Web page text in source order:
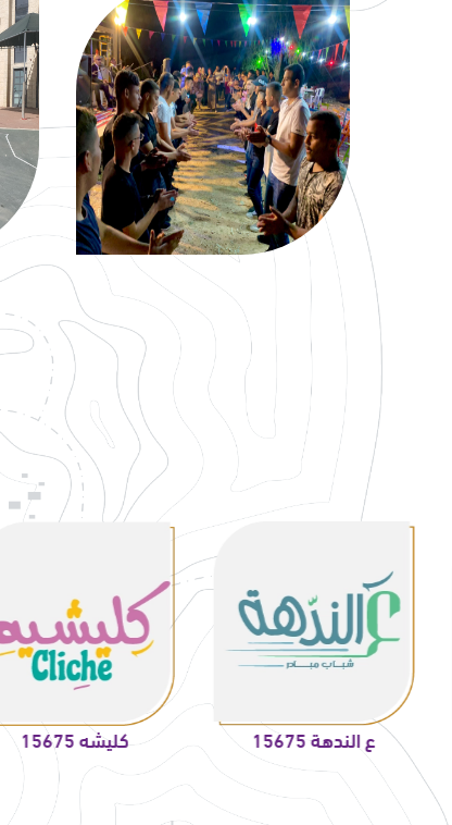
كليشه 15675 ع الندهة 15675